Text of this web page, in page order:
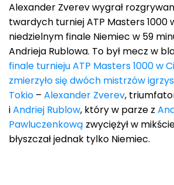
Alexander Zverev wygrał
twardych turniej ATP Masters 1000
niedzielnym finale Niemiec w 59
Andrieja Rublowa. To był mecz w
finale turnieju ATP Masters 1000 w
zmierzyło się dwóch mistrzów
Tokio – Alexander Zverev,
iAndriej Rublow, który w parze z
Pawluczenkową zwyciężył w
błyszczał jednak tylko Niemiec.